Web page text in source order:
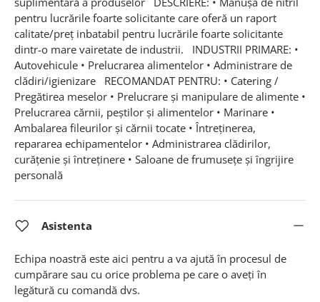
pentru lucrările foarte solicitante care oferă un raport
calitate/preț inbatabil pentru lucrările foarte solicitante
dintr-o mare vairetate de industrii. INDUSTRII PRIMARE: •
Autovehicule • Prelucrarea alimentelor • Administrare de
clădiri/igienizare RECOMANDAT PENTRU: • Catering /
Pregătirea meselor • Prelucrare și manipulare de alimente •
Prelucrarea cărnii, peștilor și alimentelor • Marinare •
Ambalarea fileurilor și cărnii tocate • Întreținerea,
repararea echipamentelor • Administrarea clădirilor,
curățenie și întreținere • Saloane de frumusețe și îngrijire
personală
Asistenta
Echipa noastră este aici pentru a va ajută în procesul de
cumpărare sau cu orice problema pe care o aveți în
legătură cu comandă dvs.